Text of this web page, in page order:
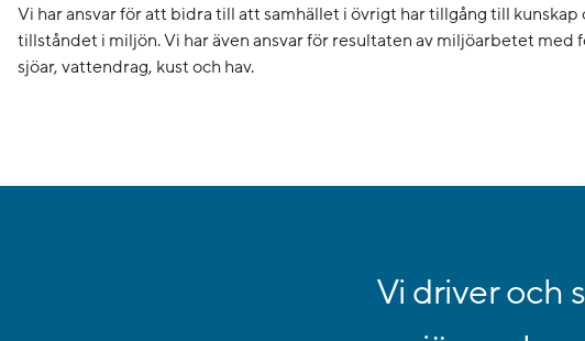
Vi har ansvar för att bidra till att samhället i övrigt har tillgång till kunskap
tillståndet i miljön. Vi har även ansvar för resultaten av miljöarbetet med
sjöar, vattendrag, kust och hav.
Vi driver och